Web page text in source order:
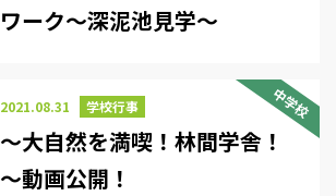
ワーク～深泥池見学～
中学校
2021.08.31 学校行事
～大自然を満喫！林間学舎！
～動画公開！